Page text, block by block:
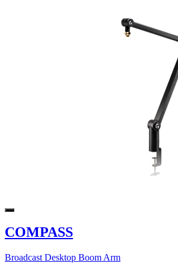
COMPASS
Broadcast Desktop Boom Arm